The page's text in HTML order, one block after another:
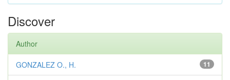
Discover
Author
11
GONZALEZ O., H.